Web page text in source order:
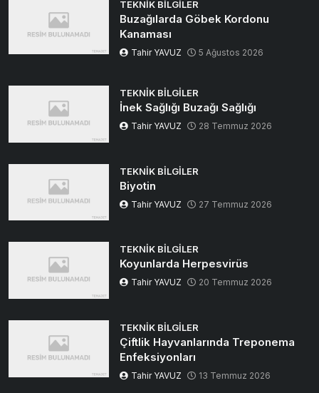
TEKNIK BILGILER
Buzağılarda Göbek Kordonu
Kanaması
Tahir YAVUZ 5 Ağustos 2026
TEKNIK BILGILER
İnek Sağlığı Buzağı Sağlığı
Tahir YAVUZ 28 Temmuz 2026
TEKNIK BILGILER
Biyotin
Tahir YAVUZ 27 Temmuz 2026
TEKNIK BILGILER
Koyunlarda Herpesvirüs
Tahir YAVUZ 20 Temmuz 2026
TEKNIK BILGILER
Çiftlik Hayvanlarında Treponema
Enfeksiyonları
Tahir YAVUZ 13 Temmuz 2026